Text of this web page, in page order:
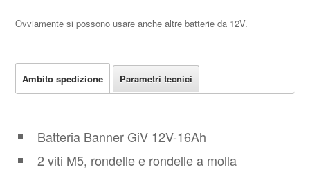
Ovviamente si possono usare anche altre batterie da 12V.
Ambito spedizione Parametri tecnici
Batteria Banner GiV 12V-16Ah
2 viti M5, rondelle e rondelle a molla